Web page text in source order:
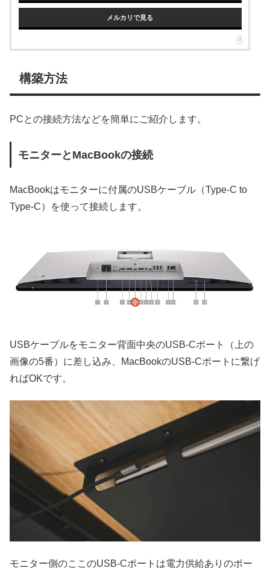
メルカリで見る
構築方法
PCとの接続方法などを簡単にご紹介します。
モニターとMacBookの接続
MacBookはモニターに付属のUSBケーブル（Type-C to
Type-C）を使って接続します。
USBケーブルをモニター背面中央のUSB-Cポート（上の
画像の5番）に差し込み、MacBookのUSB-Cポートに繋げ
ればOKです。
モニター側のここのUSB-Cポートは電力供給ありのポー